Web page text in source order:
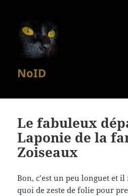
NoID
Le fabuleux
Laponie de la
Zoiseaux
Bon, c’est un peu longuet et
quoi de zeste de folie pour